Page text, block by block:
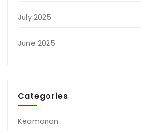
July 2025
June 2025
Categories
Keamanan